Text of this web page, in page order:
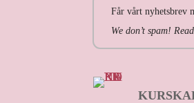
Får vårt nyhetsbrev
We don’t spam!